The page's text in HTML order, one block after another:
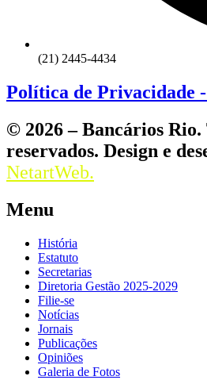
(21) 2445-4434
Política de Privacidade
© 2026 – Bancários Rio.
reservados. Design e
NetartWeb.
Menu
História
Estatuto
Secretarias
Diretoria Gestão 2025-2029
Filie-se
Notícias
Jornais
Publicações
Opiniões
Galeria de Fotos